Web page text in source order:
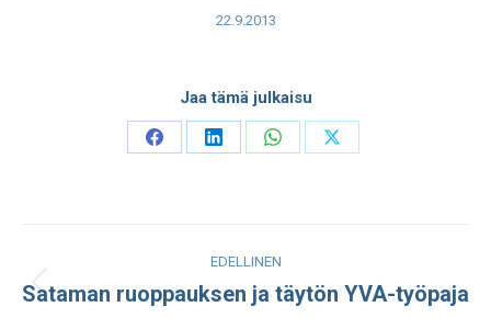
22.9.2013
Jaa tämä julkaisu
Share
Share
Share
Share
navigation
EDELLINEN
Edellinen
Sataman ruoppauksen ja täytön YVA-työpaja